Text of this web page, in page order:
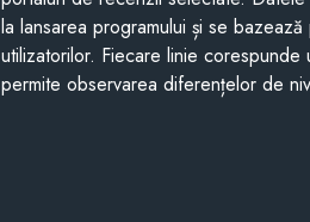
la lansarea programului și se
utilizatorilor. Fiecare linie
permite observarea diferențelor de